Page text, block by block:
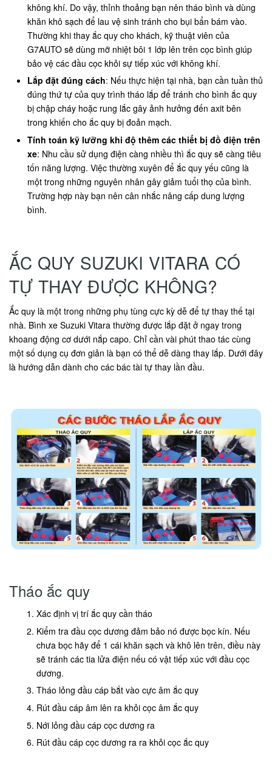
không khí. Do vậy, thỉnh thoảng bạn nên tháo bình và dùng
khăn khô sạch để lau vệ sinh tránh cho bụi bẩn bám vào.
Thường khi thay ắc quy cho khách, kỹ thuật viên của
G7AUTO sẽ dùng mỡ nhiệt bôi 1 lớp lên trên cọc bình giúp
bảo vệ các đầu cọc khỏi sự tiếp xúc với không khí.
Lắp đặt đúng cách: Nếu thực hiện tại nhà, bạn cần tuần thủ
đúng thứ tự của quy trình tháo lắp để tránh cho bình ắc quy
bị chập cháy hoặc rung lắc gây ảnh hưởng đến axit bên
trong khiến cho ắc quy bị đoản mạch.
Tính toán kỹ lưỡng khi độ thêm các thiết bị đồ điện trên
xe: Nhu cầu sử dụng điện càng nhiều thì ắc quy sẽ càng tiêu
tốn năng lượng. Việc thường xuyên để ắc quy yếu cũng là
một trong những nguyên nhân gây giảm tuổi thọ của bình.
Trường hợp này bạn nên cân nhắc nâng cấp dung lượng
bình.
ẮC QUY SUZUKI VITARA CÓ
TỰ THAY ĐƯỢC KHÔNG?
Ắc quy là một trong những phụ tùng cực kỳ dễ để tự thay thế tại
nhà. Bình xe Suzuki Vitara thường được lắp đặt ở ngay trong
khoang động cơ dưới nắp capo. Chỉ cần vài phút thao tác cùng
một số dụng cụ đơn giản là bạn có thể dễ dàng thay lắp. Dưới đây
là hướng dẫn dành cho các bác tài tự thay lần đầu.
Tháo ắc quy
Xác định vị trí ắc quy cần tháo
Kiểm tra đầu cọc dương đảm bảo nó được bọc kín. Nếu
chưa bọc hãy để 1 cái khăn sạch và khô lên trên, điều này
sẽ tránh các tia lửa điện nếu có vật tiếp xúc với đầu cọc
dương.
Tháo lỏng đầu cáp bắt vào cực âm ắc quy
Rút đầu cáp âm lên ra khỏi cọc âm ắc quy
Nới lỏng đầu cáp cọc dương ra
Rút đầu cáp cọc dương ra ra khỏi cọc ắc quy